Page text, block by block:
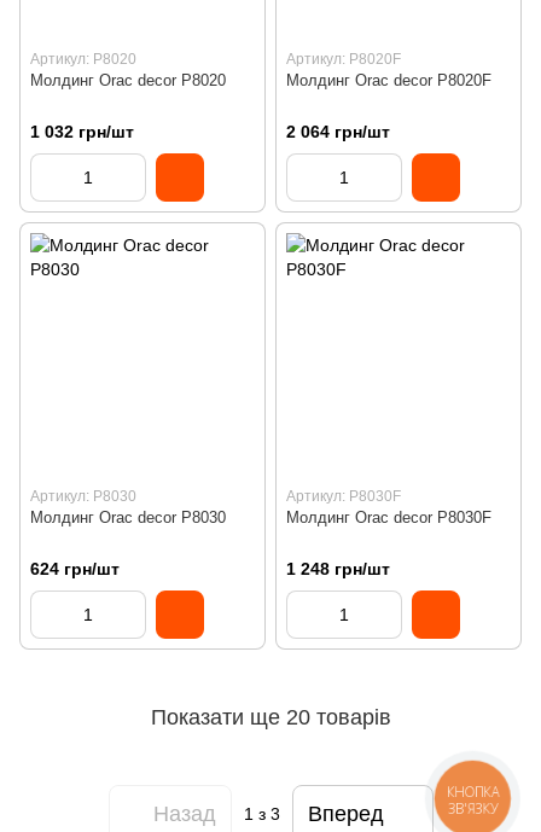
Артикул: P8020
Молдинг Orac decor P8020
1 032 грн/шт
Артикул: P8020F
Молдинг Orac decor P8020F
2 064 грн/шт
Артикул: P8030
Молдинг Orac decor P8030
624 грн/шт
Артикул: P8030F
Молдинг Orac decor P8030F
1 248 грн/шт
Показати ще 20 товарів
Назад 1з 3 Вперед
КНОПКА
ЗВ'ЯЗКУ